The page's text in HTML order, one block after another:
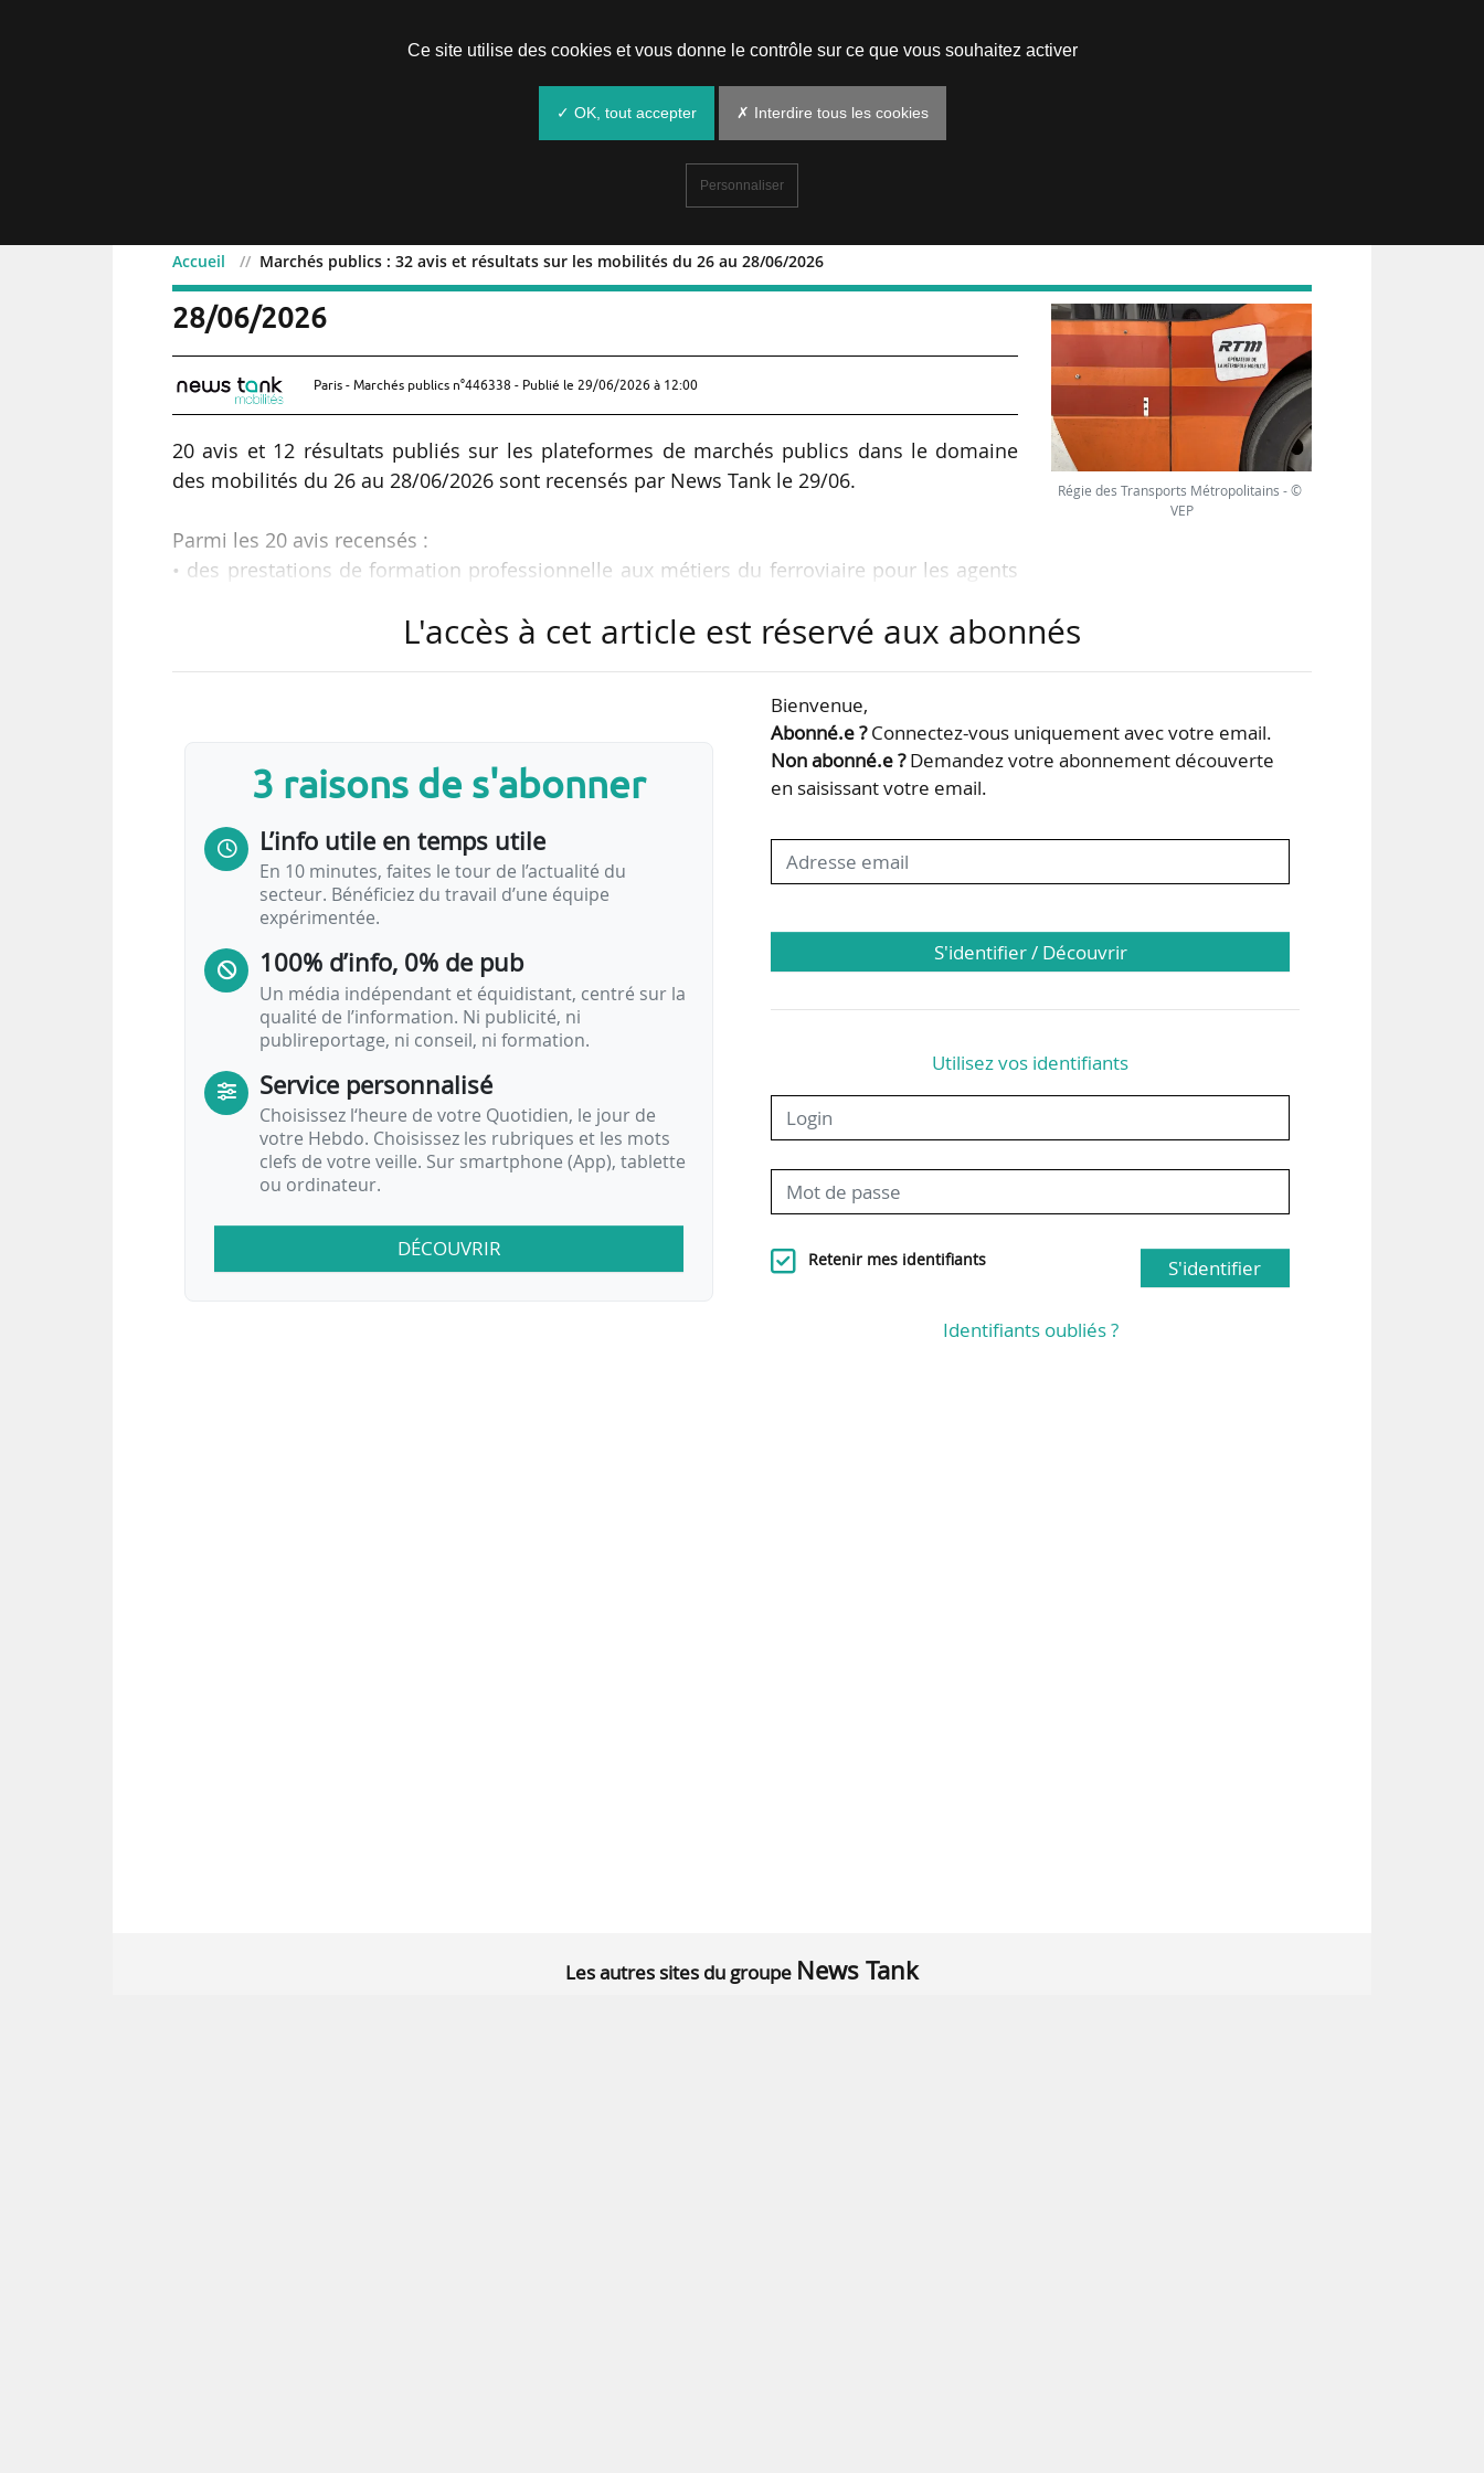
Accueil Marchés publics : 32 avis et résultats sur les mobilités du 26 au 28/06/2026
Marchés publics : 32 avis et résultats sur les mobilités du 26 au
28/06/2026
Paris - Marchés publics n°446338 - Publié le 29/06/2026 à 12:00
20 avis et 12 résultats publiés sur les plateformes de marchés publics dans le domaine
des mobilités du 26 au 28/06/2026 sont recensés par News Tank le 29/06.
Parmi les 20 avis recensés :
• des prestations de formation professionnelle aux métiers du ferroviaire pour les agents
• des travaux d’aménagement de systèmes en ligne sur les stations du tracé de la future
pour la communauté de communes du Pays des Herbiers (Vendée) ;
• une étude de programmation d’un PCC commun, centre de services collaboratif et
sécurisé du territoire du Grand Avignon pour la SPL…
Régie des Transports Métropolitains - ©
VEP
L'accès à cet article est réservé aux abonnés
3 raisons de s'abonner
L’info utile en temps utile
En 10 minutes, faites le tour de l’actualité du
secteur. Bénéficiez du travail d’une équipe
expérimentée.
100% d’info, 0% de pub
Un média indépendant et équidistant, centré sur la
qualité de l’information. Ni publicité, ni
publireportage, ni conseil, ni formation.
Service personnalisé
Choisissez l‘heure de votre Quotidien, le jour de
votre Hebdo. Choisissez les rubriques et les mots
clefs de votre veille. Sur smartphone (App), tablette
ou ordinateur.
DÉCOUVRIR
Bienvenue,
Abonné.e ?Connectez-vous uniquement avec votre email.
Non abonné.e ?Demandez votre abonnement découverte
en saisissant votre email.
S'identifier / Découvrir
Utilisez vos identifiants
Retenir mes identifiants S'identifier
Identifiants oubliés ?
Les autres sites du groupe News Tank
Ce site utilise des cookies et vous donne le contrôle sur ce que vous souhaitez activer
✓ OK, tout accepter ✗ Interdire tous les cookies
Personnaliser